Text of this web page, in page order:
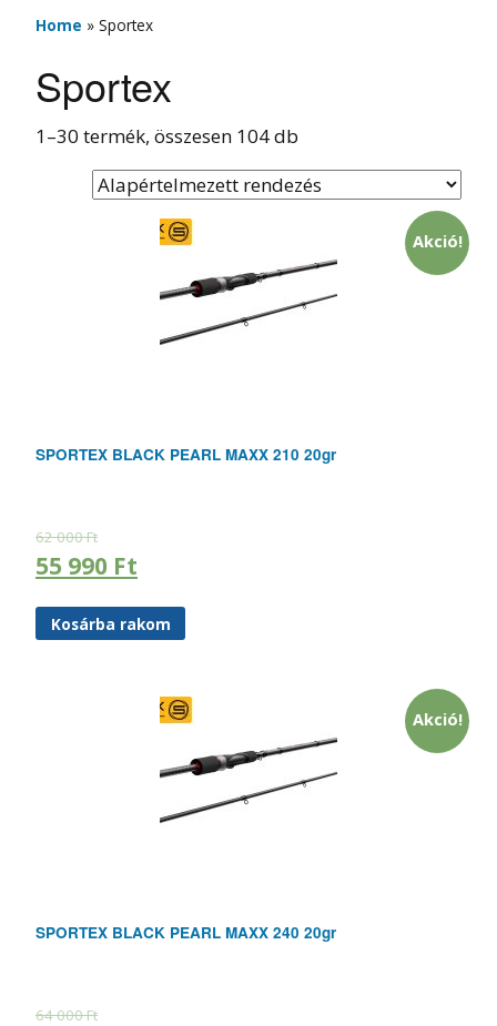
Home » Sportex
Sportex
1–30 termék, összesen 104 db
Akció!
SPORTEX BLACK PEARL MAXX 210 20gr
62 000Ft
55 990 Ft
Kosárba rakom
Akció!
SPORTEX BLACK PEARL MAXX 240 20gr
64 000Ft